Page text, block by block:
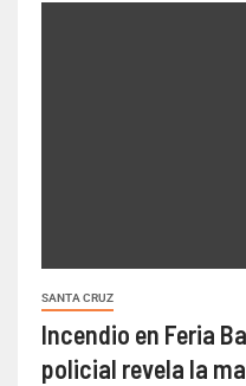
SANTA CRUZ
Incendio en Feria
policial revela la